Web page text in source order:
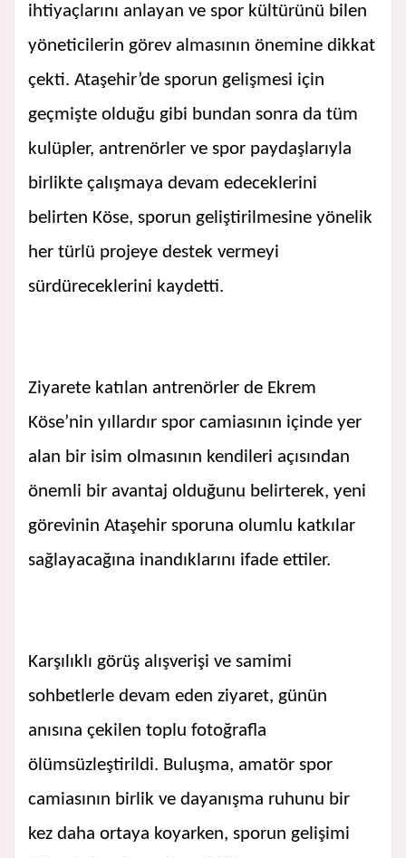
ihtiyaçlarını anlayan ve spor kültürünü bilen
yöneticilerin görev almasının önemine dikkat
çekti. Ataşehir’de sporun gelişmesi için
geçmişte olduğu gibi bundan sonra da tüm
kulüpler, antrenörler ve spor paydaşlarıyla
birlikte çalışmaya devam edeceklerini
belirten Köse, sporun geliştirilmesine yönelik
her türlü projeye destek vermeyi
sürdüreceklerini kaydetti.
Ziyarete katılan antrenörler de Ekrem
Köse’nin yıllardır spor camiasının içinde yer
alan bir isim olmasının kendileri açısından
önemli bir avantaj olduğunu belirterek, yeni
görevinin Ataşehir sporuna olumlu katkılar
sağlayacağına inandıklarını ifade ettiler.
Karşılıklı görüş alışverişi ve samimi
sohbetlerle devam eden ziyaret, günün
anısına çekilen toplu fotoğrafla
ölümsüzleştirildi. Buluşma, amatör spor
camiasının birlik ve dayanışma ruhunu bir
kez daha ortaya koyarken, sporun gelişimi